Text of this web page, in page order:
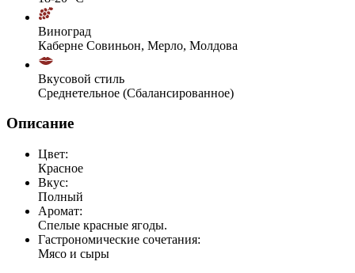
Виноград
Каберне Совиньон, Мерло, Молдова
Вкусовой стиль
Среднетельное (Сбалансированное)
Описание
Цвет:
Красное
Вкус:
Полный
Аромат:
Спелые красные ягоды.
Гастрономические сочетания:
Мясо и сыры